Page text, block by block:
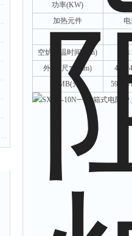
功率(KW)
加热元件
空炉升温时间(min)
外
尺寸(mm)
RMB(元)
5900/